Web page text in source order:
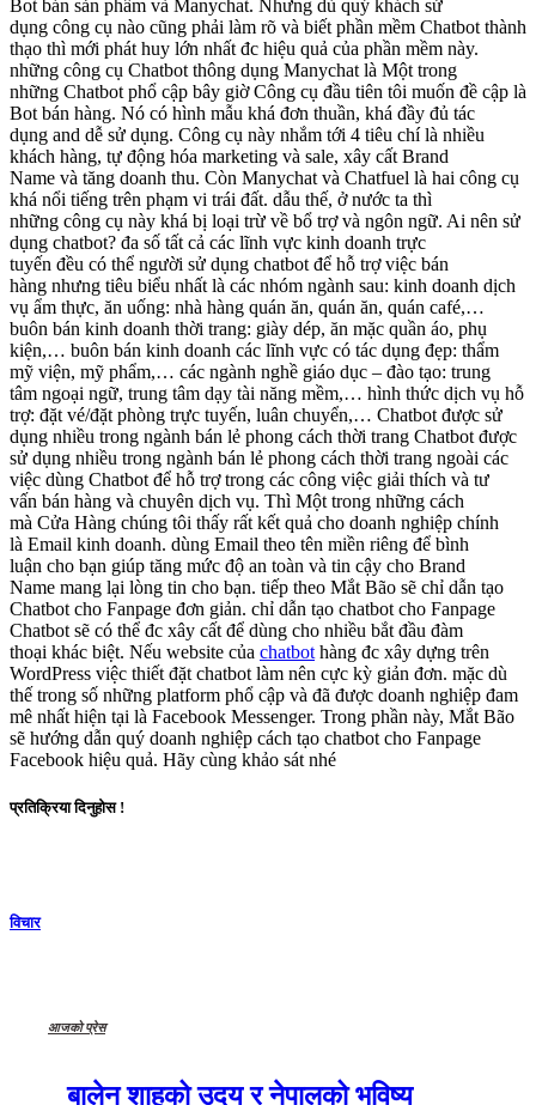
Bot bán sản phẩm và Manychat. Nhưng dù quý khách sử
dụng công cụ nào cũng phải làm rõ và biết phần mềm Chatbot thành
thạo thì mới phát huy lớn nhất đc hiệu quả của phần mềm này.
những công cụ Chatbot thông dụng Manychat là Một trong
những Chatbot phổ cập bây giờCông cụ đầu tiên tôi muốn đề cập là
Bot bán hàng. Nó có hình mẫu khá đơn thuần, khá đầy đủ tác
dụng and dễ sử dụng. Công cụ này nhắm tới 4 tiêu chílà nhiều
khách hàng, tự động hóa marketing và sale, xây cất Brand
Name và tăng doanh thu. Còn Manychat và Chatfuel là hai công cụ
khá nổi tiếng trên phạm vi trái đất. dẫu thế, ởnước ta thì
những công cụ này khá bị loại trừ về bổ trợ và ngôn ngữ. Ai nên sử
dụng chatbot? đa số tất cả các lĩnh vực kinh doanh trực
tuyến đều có thể người sử dụng chatbot để hỗ trợviệc bán
hàng nhưng tiêu biểu nhất là các nhóm ngành sau: kinh doanh dịch
vụ ẩm thực, ăn uống: nhà hàng quán ăn, quán ăn, quán café,…
buôn bán kinh doanh thời trang: giày dép, ăn mặc quần áo, phụ
kiện,… buôn bán kinh doanh các lĩnh vực có tác dụng đẹp: thẩm
mỹ viện, mỹ phẩm,… các ngành nghề giáo dục – đào tạo: trung
tâm ngoại ngữ, trung tâm dạy tài năng mềm,… hình thức dịch vụ hỗ
trợ: đặt vé/đặt phòng trực tuyến, luân chuyển,… Chatbot được sử
dụng nhiều trong ngành bán lẻ phong cách thời trang Chatbot được
sử dụng nhiều trong ngành bán lẻ phong cách thời trang ngoài các
việc dùng Chatbot để hỗ trợ trong các công việc giải thích và tư
vấn bán hàng và chuyên dịch vụ. Thì Một trong những cách
mà Cửa Hàng chúng tôi thấy rất kết quả cho doanh nghiệp chính
là Email kinh doanh. dùng Email theo tên miền riêng để bình
luận cho bạn giúp tăng mức độ an toàn và tin cậy cho Brand
Name mang lại lòng tin cho bạn. tiếp theo Mắt Bão sẽ chỉ dẫn tạo
Chatbot cho Fanpage đơn giản. chỉ dẫn tạo chatbot cho Fanpage
Chatbot sẽ có thể đc xây cất để dùng cho nhiều bắt đầu đàm
thoại khác biệt. Nếu website của chatbot hàng đc xây dựng trên
WordPress việc thiết đặt chatbot làm nên cực kỳ giản đơn. mặc dù
thế trong số những platform phổ cập và đã được doanh nghiệp đam
mê nhất hiện tại là Facebook Messenger. Trong phần này, Mắt Bão
sẽ hướng dẫn quý doanh nghiệp cách tạo chatbot cho Fanpage
Facebook hiệu quả. Hãy cùng khảo sát nhé
प्रतिक्रिया दिनुहोस !
विचार
आजको प्रेस
बालेन शाहको उदय र नेपालको भविष्य